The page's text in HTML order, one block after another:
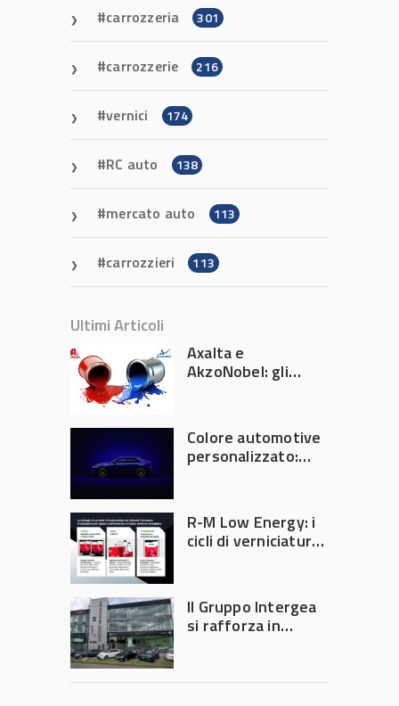
carrozzeria 301
carrozzerie 216
vernici 174
RC auto 138
mercato auto 113
carrozzieri 113
Ultimi Articoli
Axalta e
AkzoNobel: gli
Colore automotive
personalizzato:
diventa ingegneria
di precisione
R-M Low Energy: i
cicli di verniciatura
tempi e costi in
carrozzeria
Il Gruppo Intergea
si rafforza in